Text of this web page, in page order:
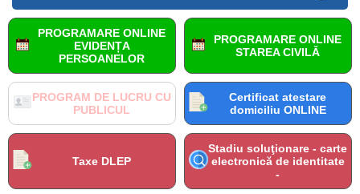
PROGRAM DE LUCRU CU
PUBLICUL
PROGRAMARE ONLINE
EVIDENȚA
PERSOANELOR
PROGRAMARE ONLINE
STAREA CIVILĂ
Certificat atestare
domiciliu ONLINE
Taxe DLEP
Stadiu soluţionare - carte
electronică de identitate
-